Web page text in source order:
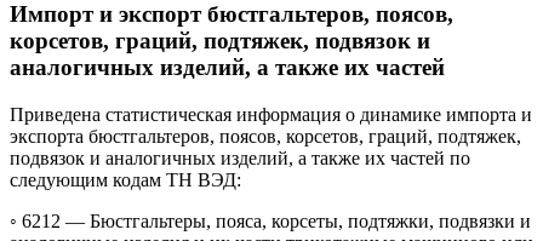
Импорт и экспорт бюстгальтеров, поясов,
корсетов, граций, подтяжек, подвязок и
аналогичных изделий, а также их частей
Приведена статистическая информация о динамике импорта и
экспорта бюстгальтеров, поясов, корсетов, граций, подтяжек,
подвязок и аналогичных изделий, а также их частей по
следующим кодам ТН ВЭД:
◦ 6212 — Бюстгальтеры, пояса, корсеты, подтяжки, подвязки и